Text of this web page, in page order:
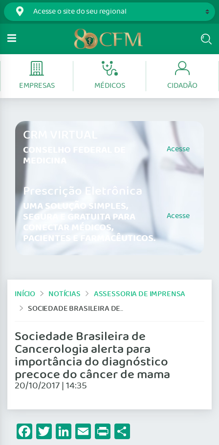
EMPRESAS MÉDICOS CIDADÃO
CRM VIRTUAL
CONSELHO FEDERAL DE
MEDICINA
Acesse
Prescrição Eletrônica
UMA SOLUÇÃO SIMPLES,
SEGURA E GRATUITA PARA
CONECTAR MÉDICOS,
PACIENTES E FARMACÊUTICOS.
Acesse
INÍCIO NOTÍCIAS
ASSESSORIA DE IMPRENSA
SOCIEDADE BRASILEIRA DE CANCEROLOGIA ALERTA PARA IMPORTÂNCIA DO DIAGNÓSTICO PRECOCE DO CÂNCER DE MAMA
Sociedade Brasileira de
Cancerologia alerta para
importância do diagnóstico
precoce do câncer de mama
20/10/2017 | 14:35
Facebook
Twitter
LinkedIn
Email
Print